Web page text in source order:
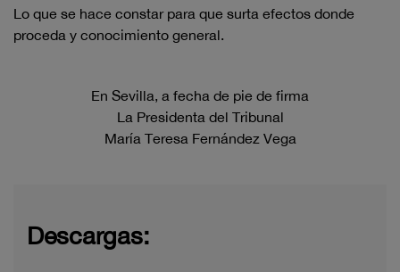
Lo que se hace constar para que surta efectos donde
proceda y conocimiento general.
En Sevilla, a fecha de pie de firma
La Presidenta del Tribunal
María Teresa Fernández Vega
Descargas: